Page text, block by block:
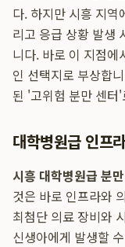
다. 하지만 시흥 지역
리고 응급 상황 발생
니다. 바로 이 지점에
인 선택지로 부상합
된 '고위험 분만 센터
대학병원급 인프
시흥 대학병원급 분만
것은 바로 인프라와
최첨단 의료 장비와
신생아에게 발생할